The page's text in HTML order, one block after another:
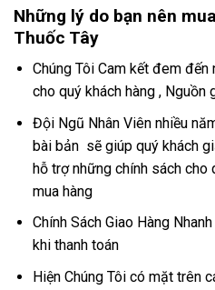
Những lý do bạn nên
Thuốc Tây
Chúng Tôi Cam kết đem
cho quý khách hàng , Nguồn
Đội Ngũ Nhân Viên nhiều
bài bản sẽ giúp quý khách
hỗ trợ những chính sách cho
mua hàng
Chính Sách Giao Hàng
khi thanh toán
Hiện Chúng Tôi có mặt trên